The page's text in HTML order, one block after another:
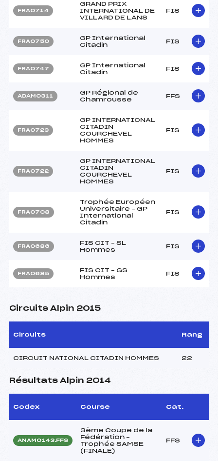
FRA0714
GRAND PRIX
INTERNATIONAL DE
VILLARD DE LANS
FIS
FRA0750
GP International
Citadin
FIS
FRA0747
GP International
Citadin
FIS
ADAM0311
GP Régional de
Chamrousse
FFS
FRA0723
GP INTERNATIONAL
CITADIN
COURCHEVEL
HOMMES
FIS
FRA0722
GP INTERNATIONAL
CITADIN
COURCHEVEL
HOMMES
FIS
FRA0708
Trophée Européen
Universitaire – GP
International
Citadin
FIS
FRA0686
FIS CIT – SL
Hommes
FIS
FRA0685
FIS CIT – GS
Hommes
FIS
Circuits Alpin 2015
Circuits Rang
CIRCUIT NATIONAL CITADIN HOMMES 22
Résultats Alpin 2014
Codex Course Cat.
ANAM0143.FFS
3ème Coupe de la
Fédération –
Trophée SAMSE
(FINALE)
FFS